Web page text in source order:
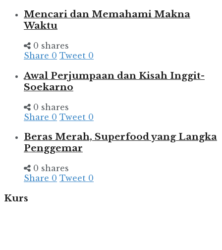
Mencari dan Memahami Makna
Waktu
0 shares
Share 0 Tweet 0
Awal Perjumpaan dan Kisah Inggit-
Soekarno
0 shares
Share 0 Tweet 0
Beras Merah, Superfood yang Langka
Penggemar
0 shares
Share 0 Tweet 0
Kurs